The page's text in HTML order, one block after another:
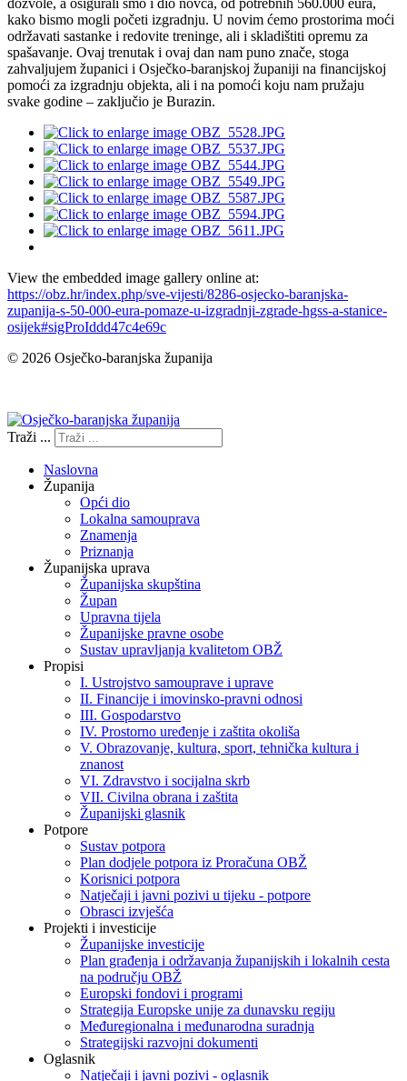
kako bismo mogli početi izgradnju. U novim ćemo prostorima moći
održavati sastanke i redovite treninge, ali i skladištiti opremu za
spašavanje. Ovaj trenutak i ovaj dan nam puno znače, stoga
zahvaljujem županici i Osječko-baranjskoj županiji na financijskoj
pomoći za izgradnju objekta, ali i na pomoći koju nam pružaju
svake godine – zaključio je Burazin.
View the embedded image gallery online at:
https://obz.hr/index.php/sve-vijesti/8286-osjecko-baranjska-
zupanija-s-50-000-eura-pomaze-u-izgradnji-zgrade-hgss-a-stanice-
osijek#sigProIddd47c4e69c
© 2026 Osječko-baranjska županija
Traži ...
Naslovna
Županija
Opći dio
Lokalna samouprava
Znamenja
Priznanja
Županijska uprava
Županijska skupština
Župan
Upravna tijela
Županijske pravne osobe
Sustav upravljanja kvalitetom OBŽ
Propisi
I. Ustrojstvo samouprave i uprave
II. Financije i imovinsko-pravni odnosi
III. Gospodarstvo
IV. Prostorno uređenje i zaštita okoliša
V. Obrazovanje, kultura, sport, tehnička kultura i
znanost
VI. Zdravstvo i socijalna skrb
VII. Civilna obrana i zaštita
Županijski glasnik
Potpore
Sustav potpora
Plan dodjele potpora iz Proračuna OBŽ
Korisnici potpora
Natječaji i javni pozivi u tijeku - potpore
Obrasci izvješća
Projekti i investicije
Županijske investicije
Plan građenja i održavanja županijskih i lokalnih cesta
na području OBŽ
Europski fondovi i programi
Strategija Europske unije za dunavsku regiju
Međuregionalna i međunarodna suradnja
Strategijski razvojni dokumenti
Oglasnik
Natječaji i javni pozivi - oglasnik